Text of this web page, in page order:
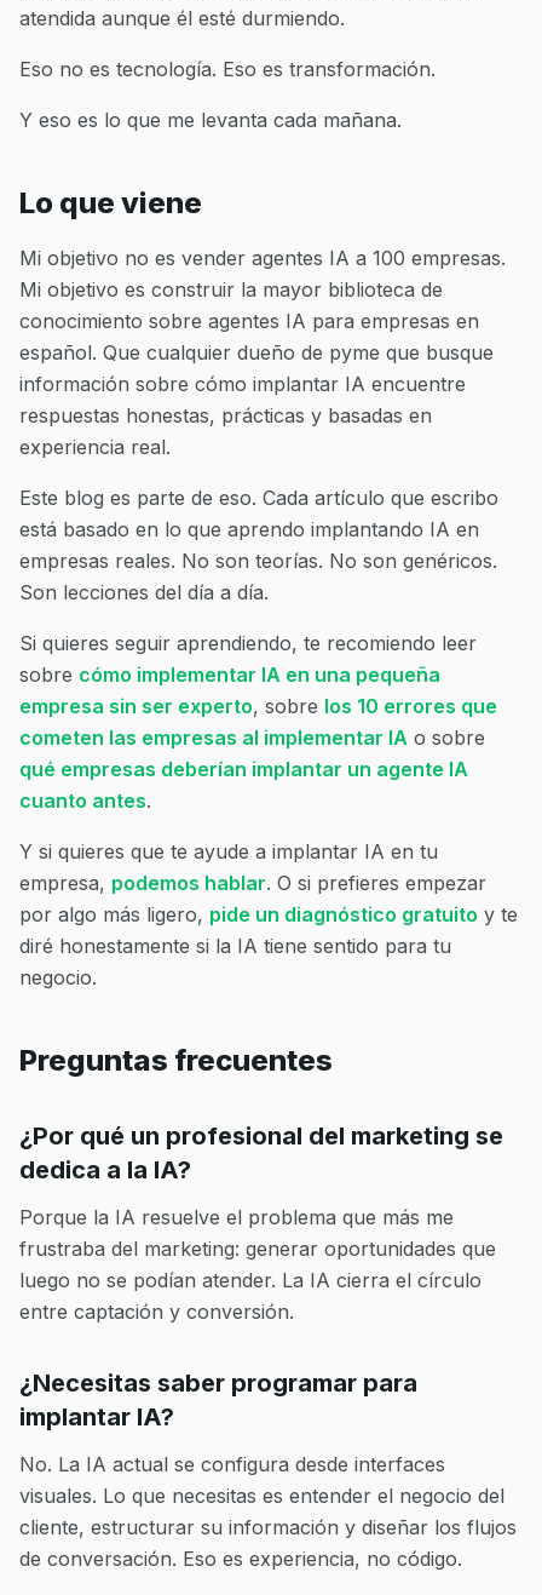
atendida aunque él esté durmiendo.
Eso no es tecnología. Eso es transformación.
Y eso es lo que me levanta cada mañana.
Lo que viene
Mi objetivo no es vender agentes IA a 100 empresas.
Mi objetivo es construir la mayor biblioteca de
conocimiento sobre agentes IA para empresas en
español. Que cualquier dueño de pyme que busque
información sobre cómo implantar IA encuentre
respuestas honestas, prácticas y basadas en
experiencia real.
Este blog es parte de eso. Cada artículo que escribo
está basado en lo que aprendo implantando IA en
empresas reales. No son teorías. No son genéricos.
Son lecciones del día a día.
Si quieres seguir aprendiendo, te recomiendo leer
sobre cómo implementar IA en una pequeña
empresa sin ser experto, sobre los 10 errores que
cometen las empresas al implementar IA o sobre
qué empresas deberían implantar un agente IA
cuanto antes.
Y si quieres que te ayude a implantar IA en tu
empresa, podemos hablar. O si prefieres empezar
por algo más ligero, pide un diagnóstico gratuito y te
diré honestamente si la IA tiene sentido para tu
negocio.
Preguntas frecuentes
¿Por qué un profesional del marketing se
dedica a la IA?
Porque la IA resuelve el problema que más me
frustraba del marketing: generar oportunidades que
luego no se podían atender. La IA cierra el círculo
entre captación y conversión.
¿Necesitas saber programar para
implantar IA?
No. La IA actual se configura desde interfaces
visuales. Lo que necesitas es entender el negocio del
cliente, estructurar su información y diseñar los flujos
de conversación. Eso es experiencia, no código.